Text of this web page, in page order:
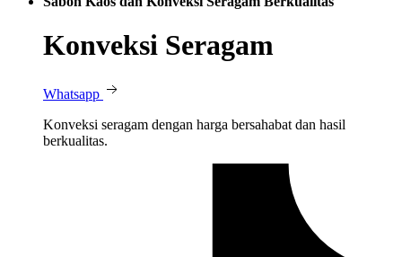
Konveksi Seragam
Whatsapp
Konveksi seragam dengan harga bersahabat dan hasil
berkualitas.